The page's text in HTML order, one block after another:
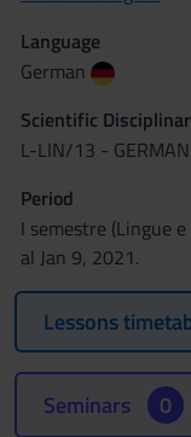
Language
German
Scientific
L-LIN/13 - GERMAN
Period
I semestre (Lingue
al Jan 9, 2021.
Lessons
Seminars 0